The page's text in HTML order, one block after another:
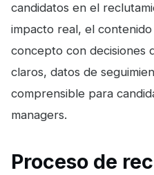
candidatos en el
impacto real, el
concepto con decisiones
claros, datos de
comprensible para
managers.
Proceso de